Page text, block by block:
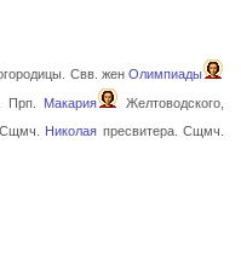
Свв. женОлимпиады
Прп. Макария
Желтоводского,
Николая пресвитера. Сщмч.